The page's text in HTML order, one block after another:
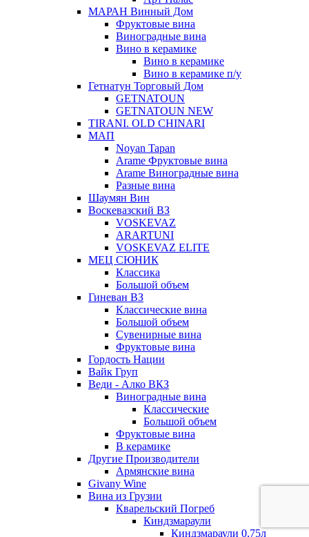
МАРАН Винный Дом
Фруктовые вина
Виноградные вина
Вино в керамике
Вино в керамике
Вино в керамике п/у
Гетнатун Торговый Дом
GETNATOUN
GETNATOUN NEW
TIRANI. OLD CHINARI
МАП
Noyan Tapan
Arame Фруктовые вина
Arame Виноградные вина
Разные вина
Шаумян Вин
Воскевазский ВЗ
VOSKEVAZ
ARARTUNI
VOSKEVAZ ELITE
МЕЦ СЮНИК
Классика
Большой объем
Гиневан ВЗ
Классические вина
Большой объем
Сувенирные вина
Фруктовые вина
Гордость Нации
Вайк Груп
Веди - Алко ВКЗ
Виноградные вина
Классические
Большой объем
Фруктовые вина
В керамике
Другие Производители
Армянские вина
Givany Wine
Вина из Грузии
Кварельский Погреб
Киндзмараули
Киндзмараули 0,75л